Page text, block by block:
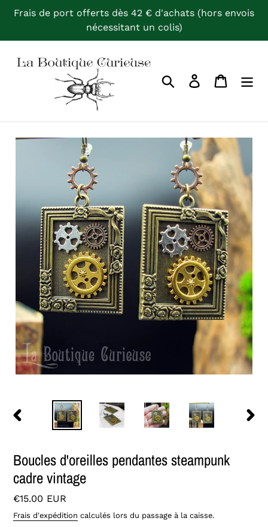
Frais de port offerts dès 42 € d'achats (hors envois
nécessitant un colis)
RechercherSe connecter
Panier
DIAPOSITIVE
Boucles d'oreilles pendantes steampunk
cadre vintage
Prix
normal
€15.00 EUR
Frais d'expédition calculés lors du passage à la caisse.